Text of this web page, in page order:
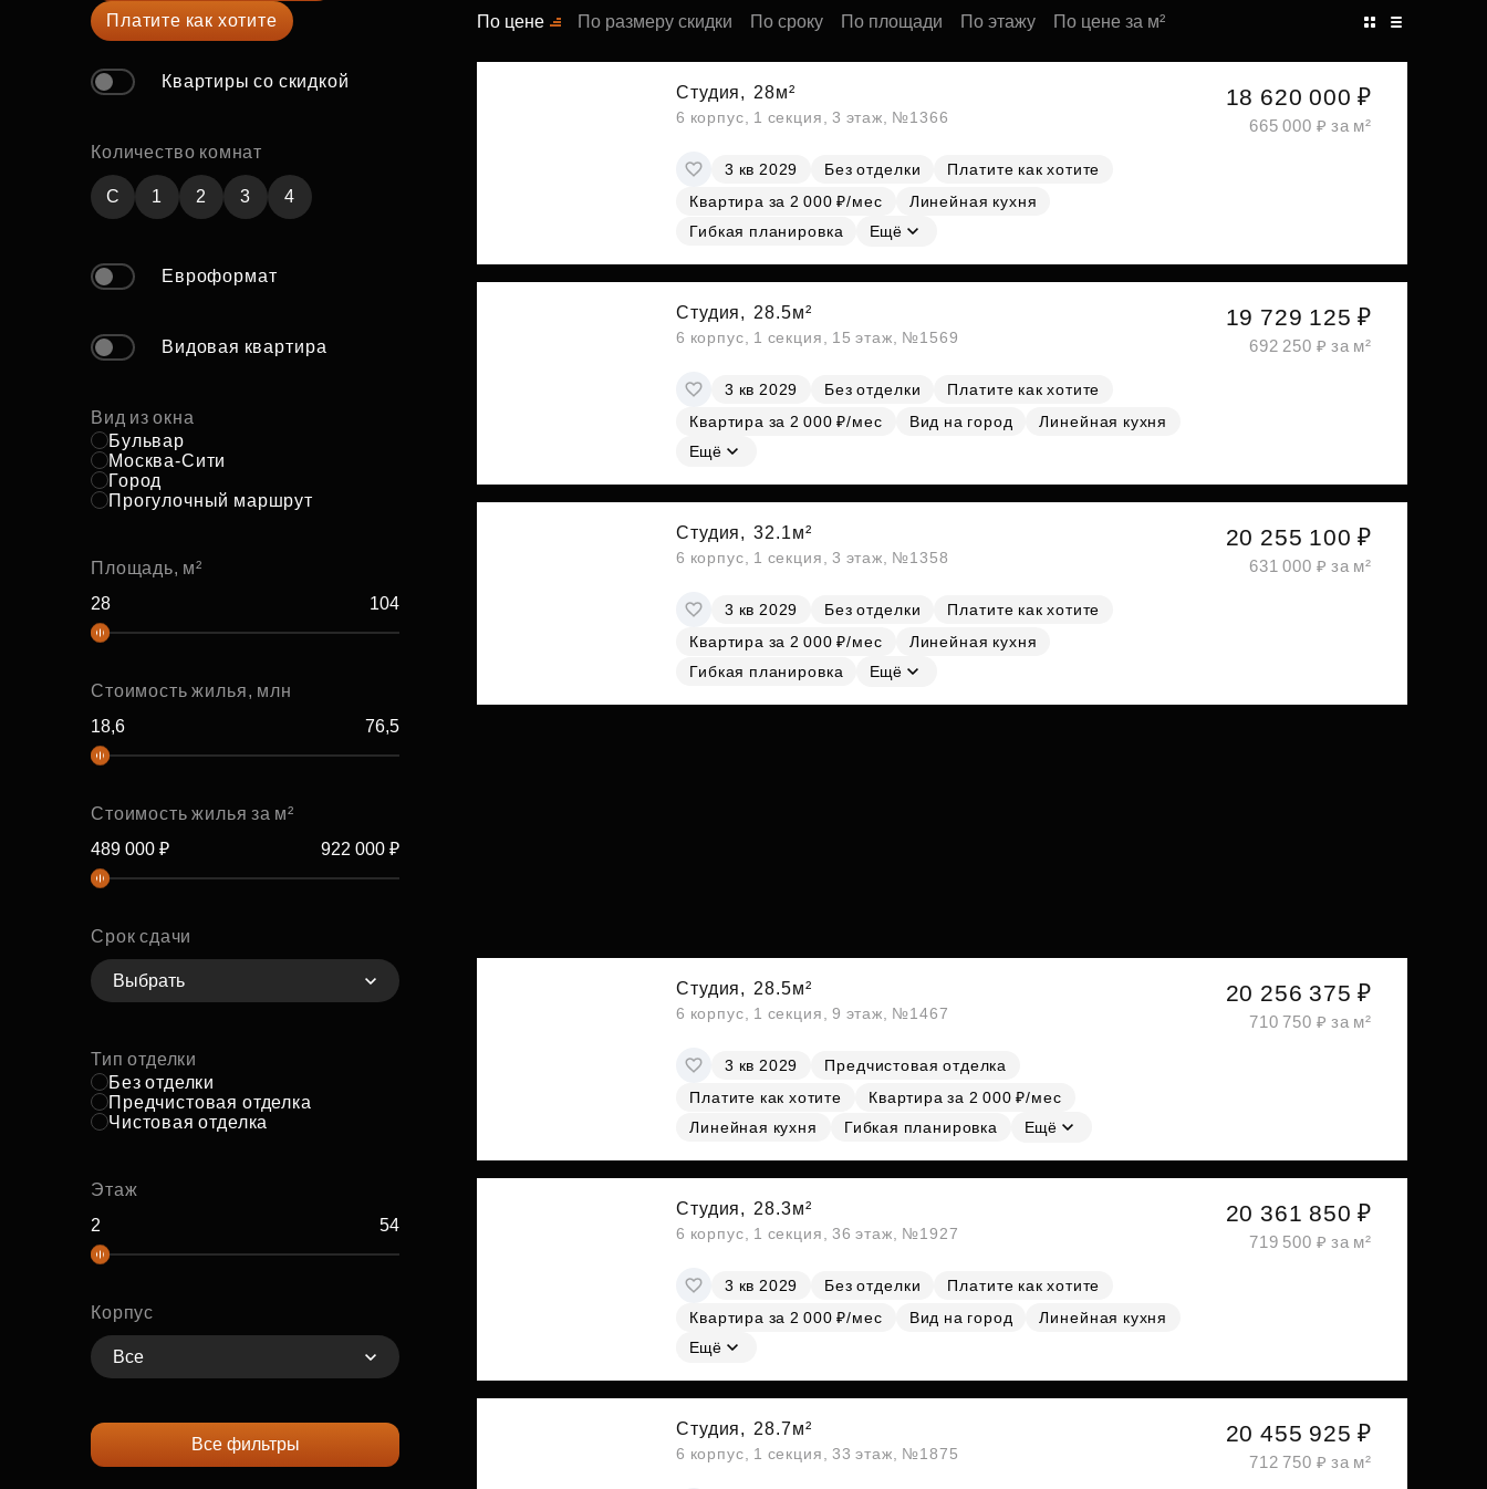
Рефинансирование
Субсидии
Платите как хотите
Квартиры со скидкой
Количество комнат
C 1 2 3 4
Евроформат
Видовая квартира
Вид из окна
Бульвар
Москва-Сити
Город
Прогулочный маршрут
Площадь, м²
Стоимость жилья, млн
Стоимость жилья за м²
Срок сдачи
Выбрать
Тип отделки
Без отделки
Предчистовая отделка
Чистовая отделка
Этаж
Корпус
Все
Все фильтры
По цене По размеру скидки По сроку По площади По этажу По цене за м²
Студия, 28м²
6 корпус, 1 секция, 3 этаж, №1366
3 кв 2029 Без отделки
Платите как хотите
Квартира за 2 000 ₽/мес
Линейная кухня
Гибкая планировка
Ещё
18 620 000 ₽
665 000 ₽ за м²
Студия, 28.5м²
6 корпус, 1 секция, 15 этаж, №1569
3 кв 2029 Без отделки
Платите как хотите
Квартира за 2 000 ₽/мес
Вид на город
Линейная кухня
Ещё
19 729 125 ₽
692 250 ₽ за м²
Студия, 32.1м²
6 корпус, 1 секция, 3 этаж, №1358
3 кв 2029 Без отделки
Платите как хотите
Квартира за 2 000 ₽/мес
Линейная кухня
Гибкая планировка
Ещё
20 255 100 ₽
631 000 ₽ за м²
Студия, 28.5м²
6 корпус, 1 секция, 9 этаж, №1467
3 кв 2029
Предчистовая отделка
Платите как хотите
Квартира за 2 000 ₽/мес
Линейная кухня
Гибкая планировка Ещё
20 256 375 ₽
710 750 ₽ за м²
Студия, 28.3м²
6 корпус, 1 секция, 36 этаж, №1927
3 кв 2029 Без отделки
Платите как хотите
Квартира за 2 000 ₽/мес
Вид на город
Линейная кухня
Ещё
20 361 850 ₽
719 500 ₽ за м²
Студия, 28.7м²
6 корпус, 1 секция, 33 этаж, №1875
20 455 925 ₽
712 750 ₽ за м²